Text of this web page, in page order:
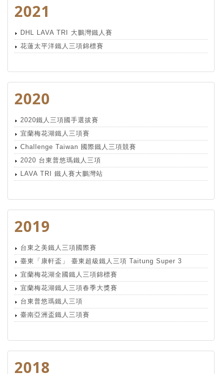
2021
DHL LAVA TRI 大鵬灣鐵人賽
花蓮太平洋鐵人三項錦標賽
2020
2020鐵人三項國手選拔賽
宜蘭梅花湖鐵人三項賽
Challenge Taiwan 國際鐵人三項競賽
2020 台東普悠瑪鐵人三項
LAVA TRI 鐵人賽大鵬灣站
2019
台東之美鐵人三項國際賽
臺東「康軒盃」 臺東超級鐵人三項 Taitung Super 3
宜蘭梅花湖全國鐵人三項錦標賽
宜蘭梅花湖鐵人三項春季大獎賽
台東普悠瑪鐵人三項
臺南亞洲盃鐵人三項賽
2018